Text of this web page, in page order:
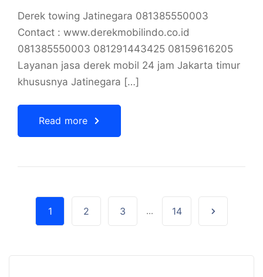
Derek towing Jatinegara 081385550003
Contact : www.derekmobilindo.co.id
081385550003 081291443425 08159616205
Layanan jasa derek mobil 24 jam Jakarta timur
khususnya Jatinegara […]
Read more
1 2 3 ... 14